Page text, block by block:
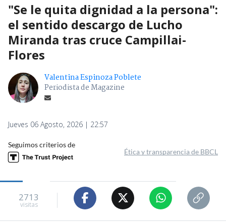
"Se le quita dignidad a la persona":
el sentido descargo de Lucho
Miranda tras cruce Campillai-
Flores
Valentina Espinoza Poblete
Periodista de Magazine
Jueves 06 Agosto, 2026 | 22:57
Seguimos criterios de
Ética y transparencia de BBCL
2713
visitas